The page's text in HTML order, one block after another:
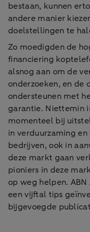
bestaan, kunnen
andere manier
doelstellingen te
Zo moedigden de
financiering
alsnog aan om de
onderzoeken, en de
ondersteunen met
garantie. Niettemin
momenteel bij
in verduurzaming
bedrijven, ook in
deze markt gaan
pioniers in deze
op weg helpen.
een vijftal tips
bijgevoegde